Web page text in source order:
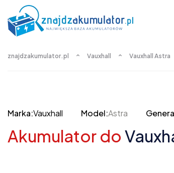
znajdzakumulator.pl Vauxhall Vauxhall Astra
Marka:Vauxhall Model:Astra
Akumulator do